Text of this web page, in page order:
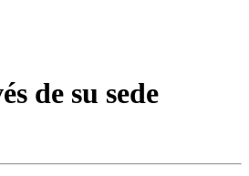
de su sede